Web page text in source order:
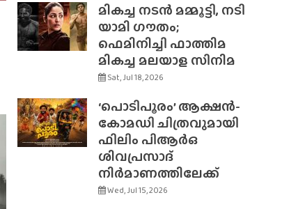
മികച്ച നടൻ മമ്മൂട്ടി, നടി
യാമി ഗൗതം;
ഫെമിനിച്ചി ഫാത്തിമ
മികച്ച മലയാള സിനിമ
Sat, Jul 18, 2026
‘പൊടിപൂരം’ ആക്ഷൻ-
കോമഡി ചിത്രവുമായി
ഫിലിം പിആർഒ
ശിവപ്രസാദ്
നിർമാണത്തിലേക്ക്
Wed, Jul 15, 2026